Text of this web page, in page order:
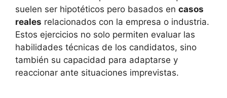
suelen ser hipotéticos pero basados en casos
reales relacionados con la empresa o industria.
Estos ejercicios no solo permiten evaluar las
habilidades técnicas de los candidatos, sino
también su capacidad para adaptarse y
reaccionar ante situaciones imprevistas.